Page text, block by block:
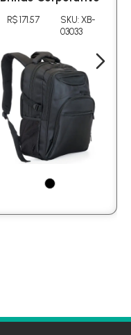
R$ 171.57
SKU: XB-
03033